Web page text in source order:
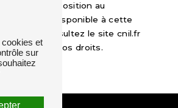
la liste d'opposition au
disponible à cette
. Consultez le site cnil.fr
sur vos droits.
et
sur